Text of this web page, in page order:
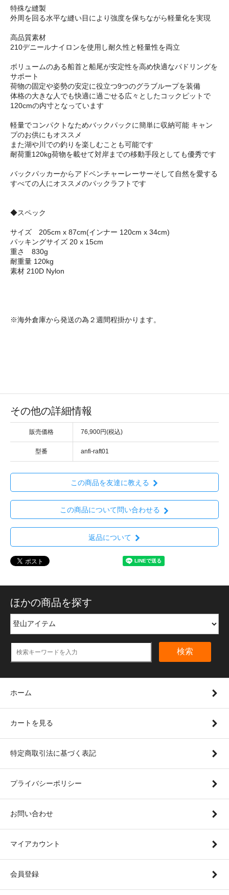
特殊な縫製
外周を回る水平な縫い目により強度を保ちながら軽量化を実現
高品質素材
210デニールナイロンを使用し耐久性と軽量性を両立
ボリュームのある船首と船尾が安定性を高め快適なパドリングを
サポート
荷物の固定や姿勢の安定に役立つ9つのグラブループを装備
体格の大きな人でも快適に過ごせる広々としたコックピットで
120cmの内寸となっています
軽量でコンパクトなためバックパックに簡単に収納可能 キャン
プのお供にもオススメ
また湖や川での釣りを楽しむことも可能です
耐荷重120kg荷物を載せて対岸までの移動手段としても優秀です
バックパッカーからアドベンチャーレーサーそして自然を愛する
すべての人にオススメのパックラフトです
◆スペック
サイズ 205cm x 87cm(インナー 120cm x 34cm)
パッキングサイズ 20 x 15cm
重さ 830g
耐重量 120kg
素材 210D Nylon
※海外倉庫から発送の為２週間程掛かります。
その他の詳細情報
販売価格 76,900円(税込)
型番 anfi-raft01
この商品を友達に教える
この商品について問い合わせる
返品について
ほかの商品を探す
検索
ホーム
カートを見る
特定商取引法に基づく表記
プライバシーポリシー
お問い合わせ
マイアカウント
会員登録